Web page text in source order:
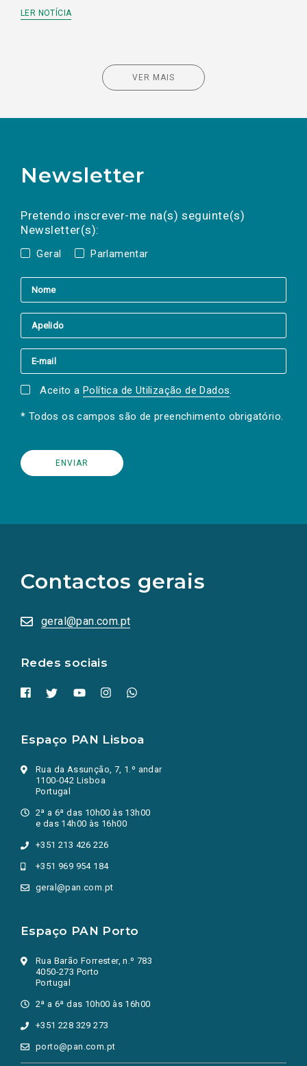
LER NOTÍCIA
VER MAIS
Newsletter
Pretendo inscrever-me na(s) seguinte(s)
Newsletter(s):
Geral Parlamentar
a(s) newsletter(s).
mail
Aceito a Política de Utilização de Dados.
* Todos os campos são de preenchimento obrigatório.
Contactos gerais
geral@pan.com.pt
Redes sociais
redes
sociais
numa
nova
Espaço PAN Lisboa
Rua da Assunção, 7, 1.º andar
1100-042 Lisboa
Portugal
2ª a 6ª das 10h00 às 13h00
e das 14h00 às 16h00
+351 213 426 226
+351 969 954 184
geral@pan.com.pt
Espaço PAN Porto
Rua Barão Forrester, n.º 783
4050-273 Porto
Portugal
2ª a 6ª das 10h00 às 16h00
+351 228 329 273
porto@pan.com.pt